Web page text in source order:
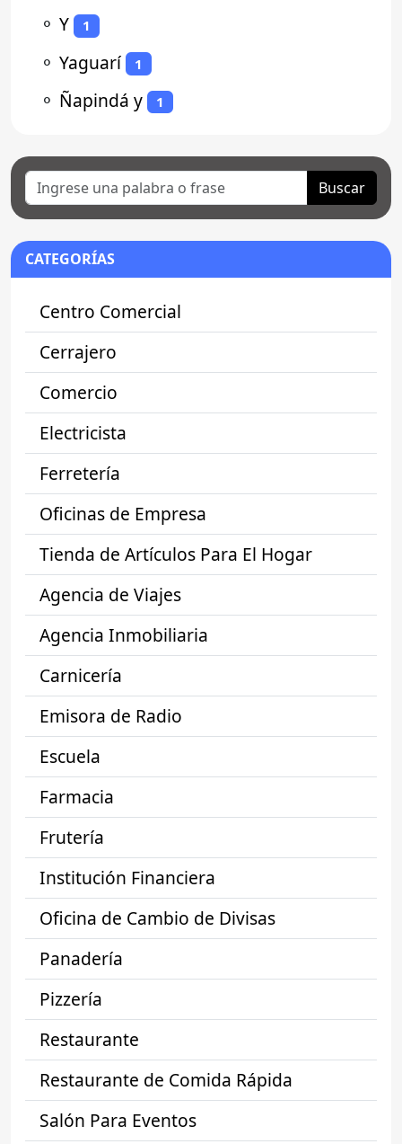
⚬ Y 1
⚬ Yaguarí 1
⚬ Ñapindá y 1
Buscar
CATEGORÍAS
Centro Comercial
Cerrajero
Comercio
Electricista
Ferretería
Oficinas de Empresa
Tienda de Artículos Para El Hogar
Agencia de Viajes
Agencia Inmobiliaria
Carnicería
Emisora de Radio
Escuela
Farmacia
Frutería
Institución Financiera
Oficina de Cambio de Divisas
Panadería
Pizzería
Restaurante
Restaurante de Comida Rápida
Salón Para Eventos